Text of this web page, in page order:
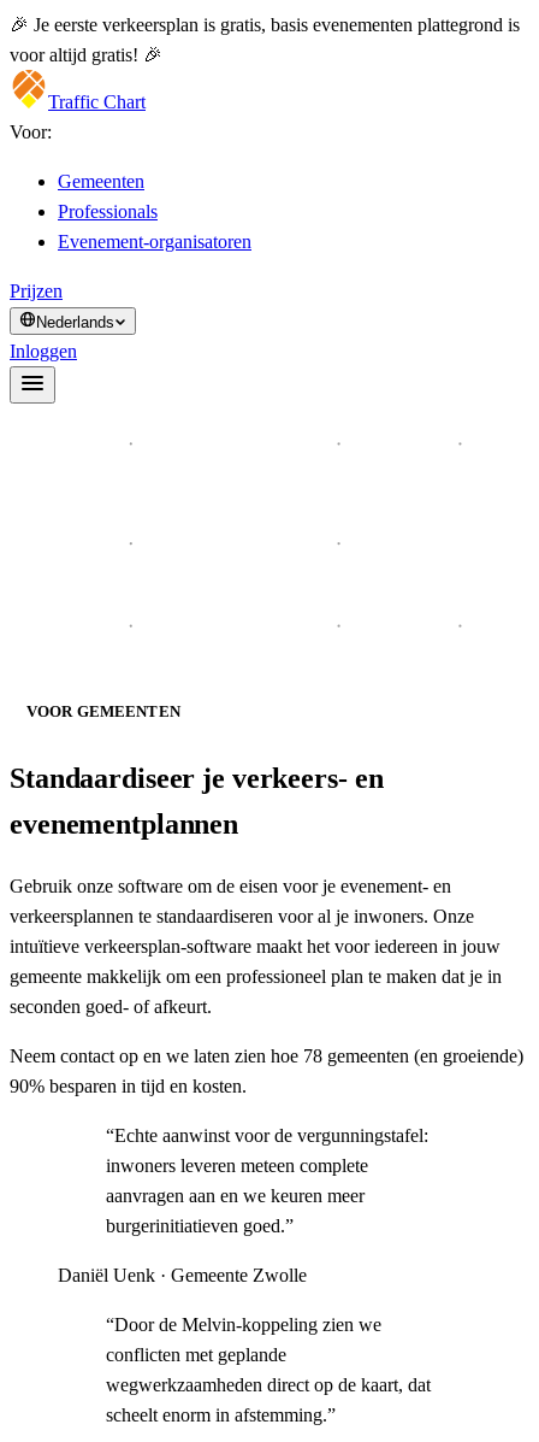
🎉 Je eerste verkeersplan is gratis, basis evenementen plattegrond is
voor altijd gratis! 🎉
Traffic Chart
Voor:
Gemeenten
Professionals
Evenement-organisatoren
Prijzen
Nederlands
Inloggen
VOOR GEMEENTEN
Standaardiseer je verkeers- en
evenementplannen
Gebruik onze software om de eisen voor je evenement- en
verkeersplannen te standaardiseren voor al je inwoners. Onze
intuïtieve verkeersplan-software maakt het voor iedereen in jouw
gemeente makkelijk om een professioneel plan te maken dat je in
seconden goed- of afkeurt.
Neem contact op en we laten zien hoe 78 gemeenten (en groeiende)
90% besparen in tijd en kosten.
“Echte aanwinst voor de vergunningstafel:
inwoners leveren meteen complete
aanvragen aan en we keuren meer
burgerinitiatieven goed.”
Daniël Uenk · Gemeente Zwolle
“Door de Melvin-koppeling zien we
conflicten met geplande
wegwerkzaamheden direct op de kaart, dat
scheelt enorm in afstemming.”